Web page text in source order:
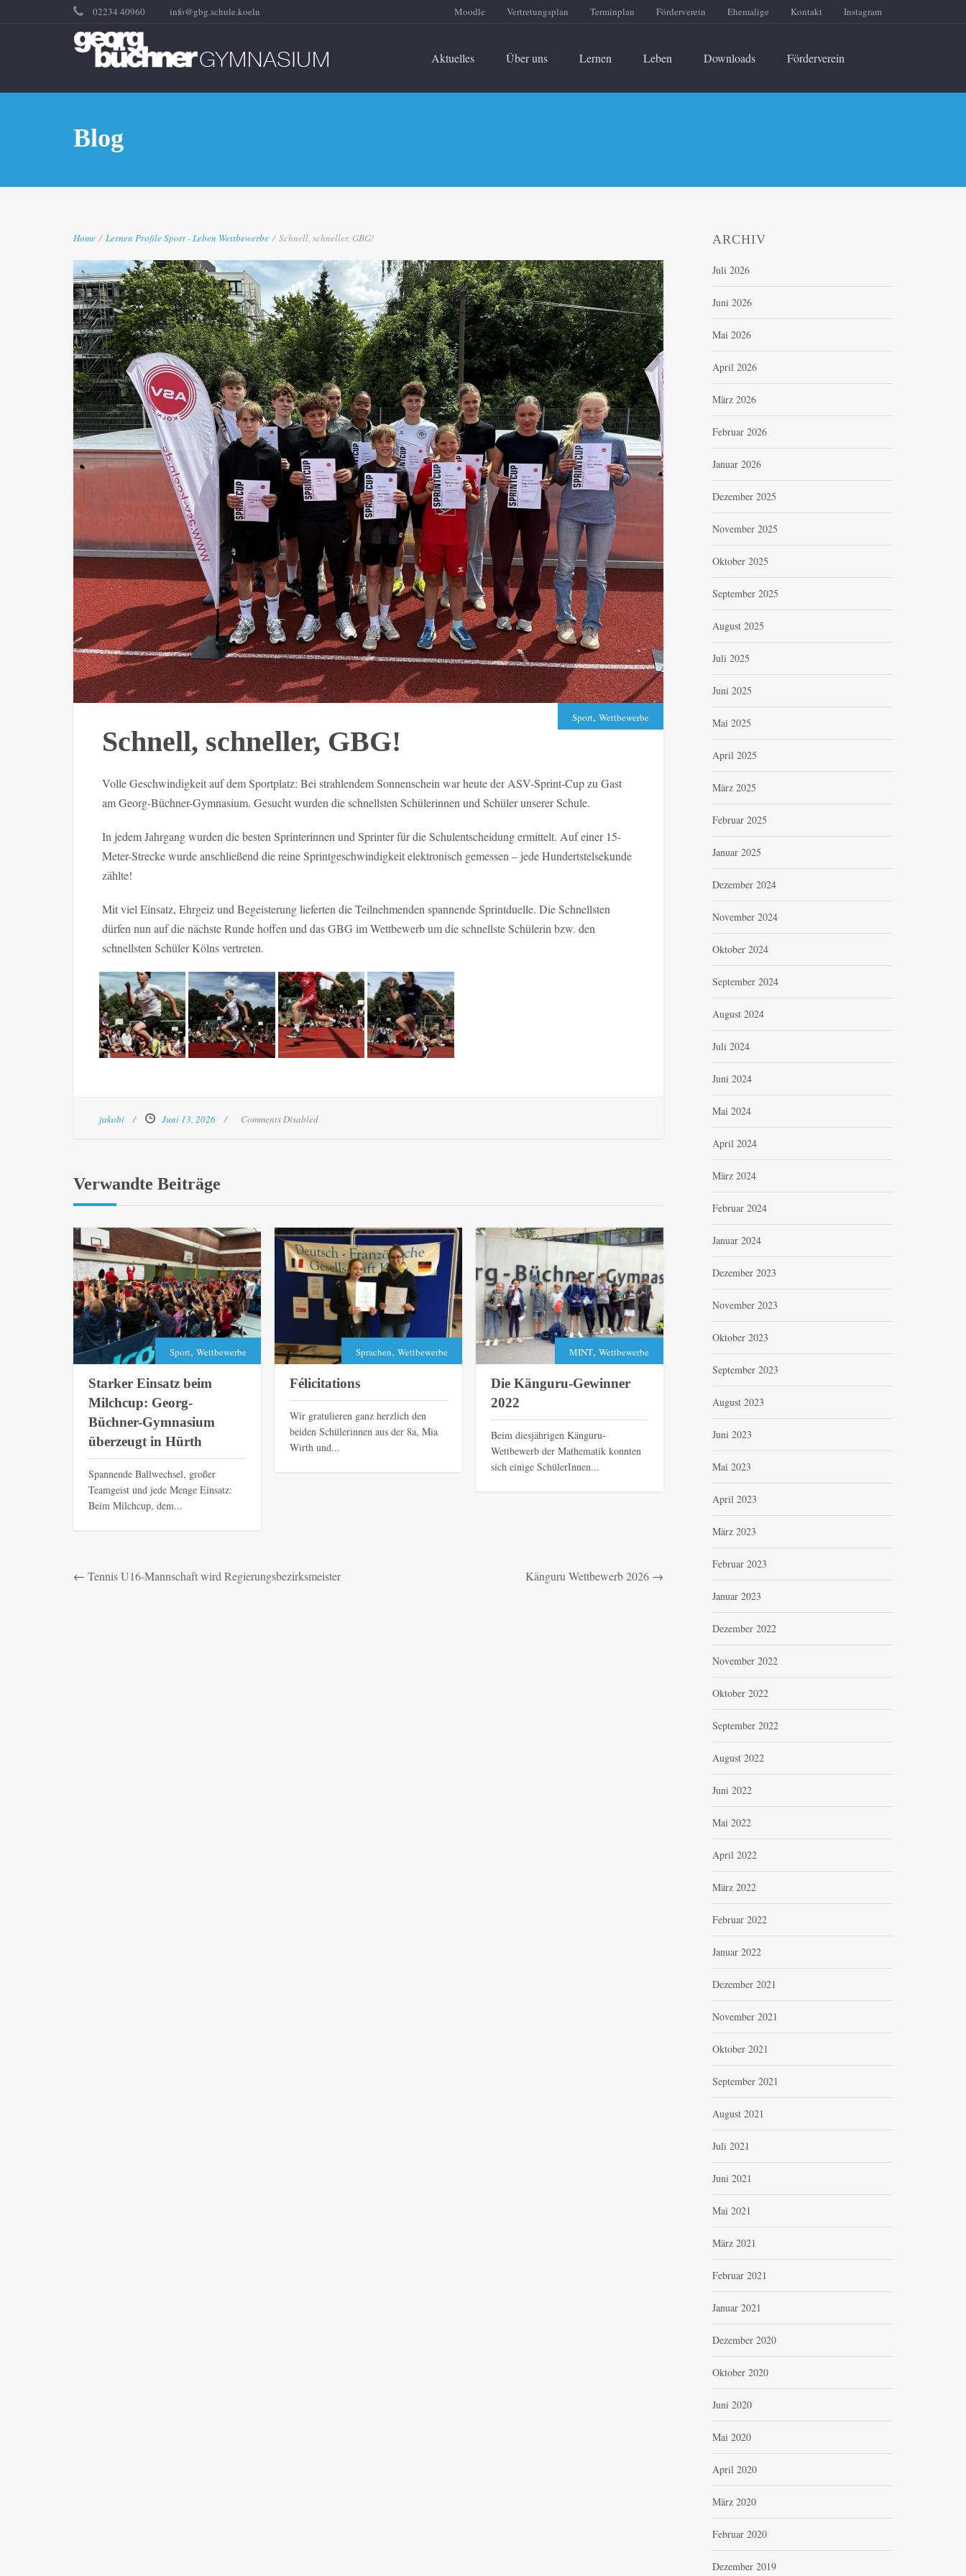
02234 40960 info@gbg.schule.koeln Moodle Vertretungsplan Terminplan Förderverein Ehemalige Kontakt Instagram
Aktuelles Über uns Lernen Leben Downloads Förderverein
Blog
Home / Lernen ProfileSport -Leben Wettbewerbe / Schnell, schneller, GBG!
Sport, Wettbewerbe
Schnell, schneller, GBG!
Volle Geschwindigkeit auf dem Sportplatz: Bei strahlendem Sonnenschein war heute der ASV-Sprint-Cup zu Gast
am Georg-Büchner-Gymnasium. Gesucht wurden die schnellsten Schülerinnen und Schüler unserer Schule.
In jedem Jahrgang wurden die besten Sprinterinnen und Sprinter für die Schulentscheidung ermittelt. Auf einer 15-
Meter-Strecke wurde anschließend die reine Sprintgeschwindigkeit elektronisch gemessen – jede Hundertstelsekunde
zählte!
Mit viel Einsatz, Ehrgeiz und Begeisterung lieferten die Teilnehmenden spannende Sprintduelle. Die Schnellsten
dürfen nun auf die nächste Runde hoffen und das GBG im Wettbewerb um die schnellste Schülerin bzw. den
schnellsten Schüler Kölns vertreten.
jakobi Juni 13, 2026 Comments Disabled
Verwandte Beiträge
Sport, Wettbewerbe
Starker Einsatz beim
Milchcup: Georg-
Büchner-Gymnasium
überzeugt in Hürth
Spannende Ballwechsel, großer
Teamgeist und jede Menge Einsatz:
Beim Milchcup, dem...
Sprachen, Wettbewerbe
Félicitations
Wir gratulieren ganz herzlich den
beiden Schülerinnen aus der 8a, Mia
Wirth und...
MINT, Wettbewerbe
Die Känguru-Gewinner
2022
Beim diesjährigen Känguru-
Wettbewerb der Mathematik konnten
sich einige SchülerInnen...
← Tennis U16-Mannschaft wird Regierungsbezirksmeister Känguru Wettbewerb 2026→
ARCHIV
Juli 2026
Juni 2026
Mai 2026
April 2026
März 2026
Februar 2026
Januar 2026
Dezember 2025
November 2025
Oktober 2025
September 2025
August 2025
Juli 2025
Juni 2025
Mai 2025
April 2025
März 2025
Februar 2025
Januar 2025
Dezember 2024
November 2024
Oktober 2024
September 2024
August 2024
Juli 2024
Juni 2024
Mai 2024
April 2024
März 2024
Februar 2024
Januar 2024
Dezember 2023
November 2023
Oktober 2023
September 2023
August 2023
Juni 2023
Mai 2023
April 2023
März 2023
Februar 2023
Januar 2023
Dezember 2022
November 2022
Oktober 2022
September 2022
August 2022
Juni 2022
Mai 2022
April 2022
März 2022
Februar 2022
Januar 2022
Dezember 2021
November 2021
Oktober 2021
September 2021
August 2021
Juli 2021
Juni 2021
Mai 2021
März 2021
Februar 2021
Januar 2021
Dezember 2020
Oktober 2020
Juni 2020
Mai 2020
April 2020
März 2020
Februar 2020
Dezember 2019